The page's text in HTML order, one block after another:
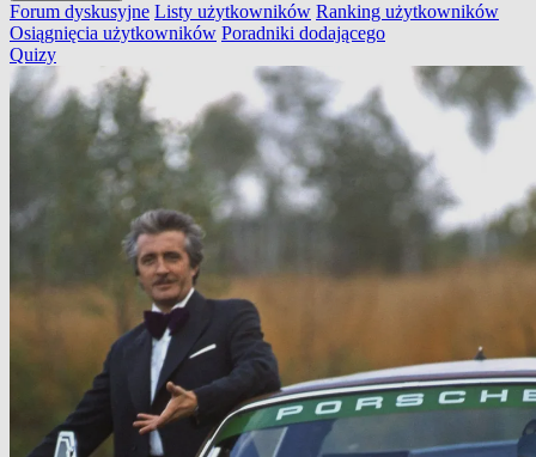
Forum dyskusyjne Listy użytkowników Ranking użytkowników
Osiągnięcia użytkowników Poradniki dodającego
Quizy